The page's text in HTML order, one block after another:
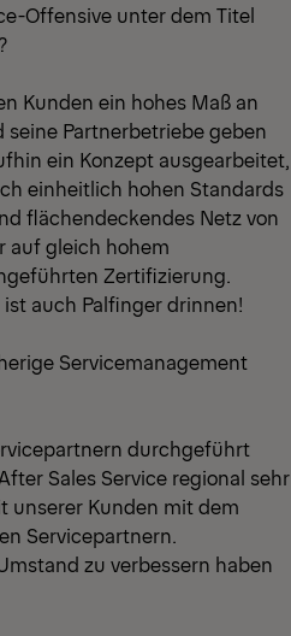
Offensive unter dem Titel
Kunden ein hohes Maß an
Partnerbetriebe geben
ein Konzept ausgearbeitet,
einheitlich hohen Standards
flächendeckendes Netz von
auf gleich hohem
Zertifizierung.
auch Palfinger drinnen!
Servicemanagement
durchgeführt
Sales Service regional sehr
unserer Kunden mit dem
Servicepartnern.
zu verbessern haben